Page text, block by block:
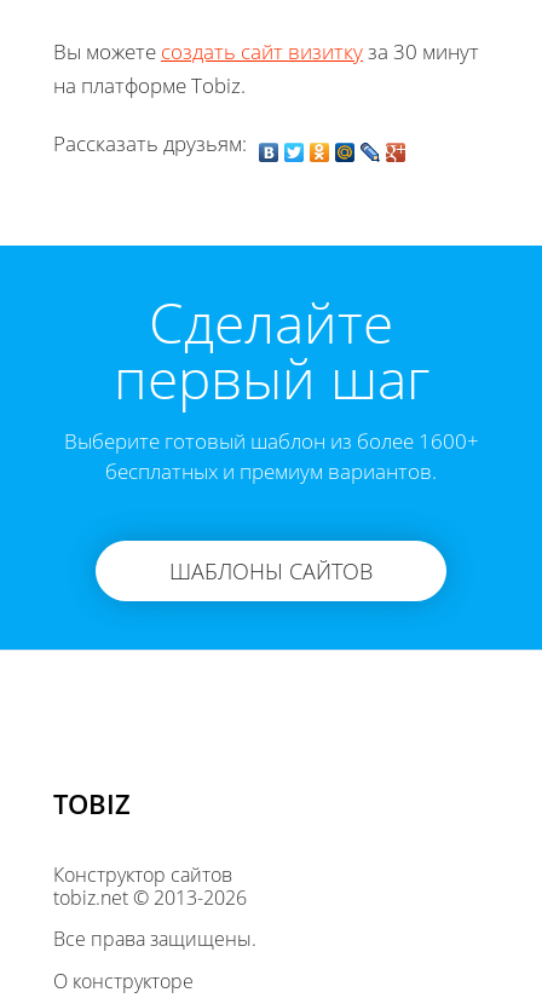
Вы можете создать сайт визиткуза 30 минут
на платформе Tobiz.
Рассказать друзьям:
Cделайте
первый шаг
Выберите готовый шаблон из более 1600+
бесплатных и премиум вариантов.
ШАБЛОНЫ САЙТОВ
TOBIZ
Конструктор сайтов
tobiz.net © 2013-2026
Все права защищены.
О конструкторе